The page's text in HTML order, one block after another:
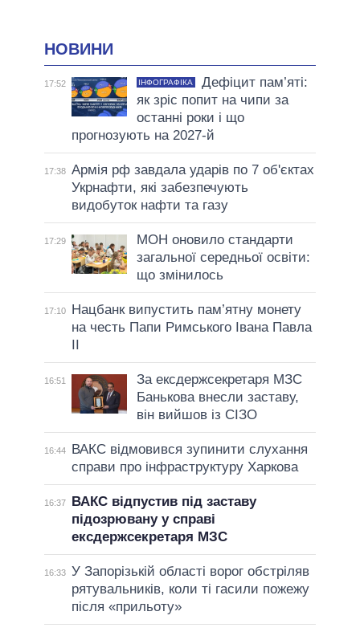
НОВИНИ
17:52 ІНФОГРАФІКА
Дефіцит пам’яті:
як зріс попит на чипи за
останні роки і що
прогнозують на 2027-й
17:38 Армія рф завдала ударів по 7 об'єктах
Укрнафти, які забезпечують
видобуток нафти та газу
17:29
МОН оновило стандарти
загальної середньої освіти:
що змінилось
17:10
Нацбанк випустить пам’ятну монету
на честь Папи Римського Івана Павла
II
16:51
За ексдержсекретаря МЗС
Банькова внесли заставу,
він вийшов із СІЗО
16:44
ВАКС відмовився зупинити слухання
справи про інфраструктуру Харкова
16:37
ВАКС відпустив під заставу
підозрювану у справі
ексдержсекретаря МЗС
16:33 У Запорізькій області ворог обстріляв
рятувальників, коли ті гасили пожежу
після «прильоту»